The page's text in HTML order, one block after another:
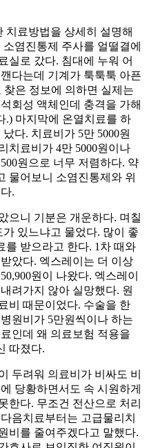
치료방법을 상세히 설명해
염진통제 주사를 얼떨결에
실로 갔다. 침대에 누워 어
다는데 기계가 툭툭툭 아픈
은 정보에 의하면 실제는
회성 액체인데 충격을 가해
.) 마지막에 온열치료를 하
다. 치료비가 5만 5000원
치료비가 4만 5000원이나
원으로 너무 저렴하다. 약
물어보니 소염진통제와 위
.
으니 기분은 개운하다. 며칠
있느냐고 물었다. 많이 좋
를 받으라고 한다. 1차 때와
았다. 엑스레이는 더 이상
원이 나왔다. 엑스레이
려가지 않아 실망했다. 원
비 때문이었다. 수술을 한
원비가 5만원씩이나 하는
인데 왜 의료보험 적용을
따졌다.
두려워 의료비가 비싸도 비
당황하면서도 속 시원하게
한다. 무조건 전산으로 처리
음치료부터는 고급물리치
비를 줄여주겠다고 말했다.